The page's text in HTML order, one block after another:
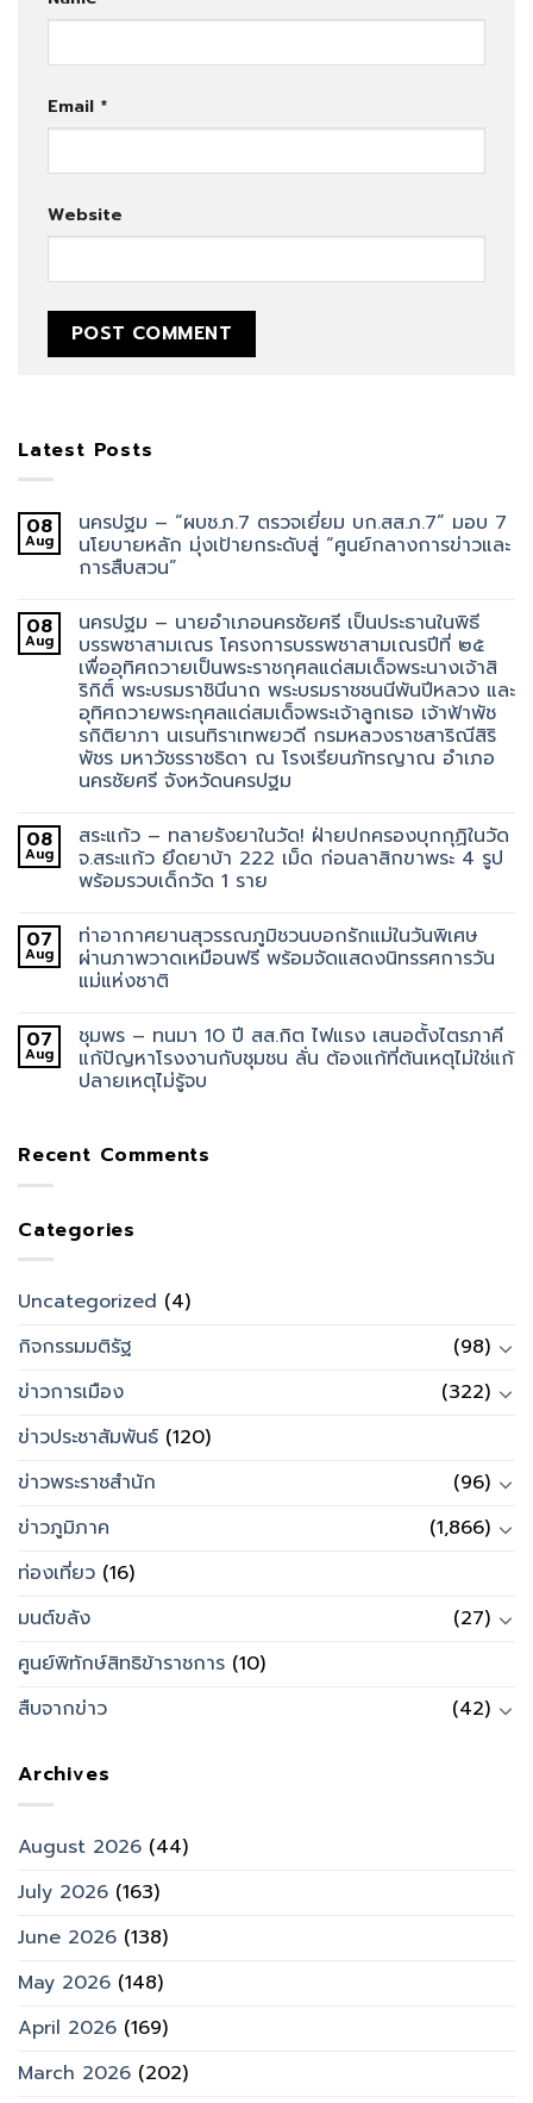
Email *
Website
Latest Posts
08
Aug
นครปฐม – “ผบช.ภ.7 ตรวจเยี่ยม บก.สส.ภ.7” มอบ 7
นโยบายหลัก มุ่งเป้ายกระดับสู่ “ศูนย์กลางการข่าวและ
การสืบสวน”
08
Aug
นครปฐม – นายอำเภอนครชัยศรี เป็นประธานในพิธี
บรรพชาสามเณร โครงการบรรพชาสามเณรปีที่ ๒๕
เพื่ออุทิศถวายเป็นพระราชกุศลแด่สมเด็จพระนางเจ้าสิ
ริกิติ์ พระบรมราชินีนาถ พระบรมราชชนนีพันปีหลวง และ
อุทิศถวายพระกุศลแด่สมเด็จพระเจ้าลูกเธอ เจ้าฟ้าพัช
รกิติยาภา นเรนทิราเทพยวดี กรมหลวงราชสาริณีสิริ
พัชร มหาวัชรราชธิดา ณ โรงเรียนภัทรญาณ อำเภอ
นครชัยศรี จังหวัดนครปฐม
08
Aug
สระแก้ว – ทลายรังยาในวัด! ฝ่ายปกครองบุกกุฏิในวัด
จ.สระแก้ว ยึดยาบ้า 222 เม็ด ก่อนลาสิกขาพระ 4 รูป
พร้อมรวบเด็กวัด 1 ราย
07
Aug
ท่าอากาศยานสุวรรณภูมิชวนบอกรักแม่ในวันพิเศษ
ผ่านภาพวาดเหมือนฟรี พร้อมจัดแสดงนิทรรศการวัน
แม่แห่งชาติ
07
Aug
ชุมพร – ทนมา 10 ปี สส.กิต ไฟแรง เสนอตั้งไตรภาคี
แก้ปัญหาโรงงานกับชุมชน ลั่น ต้องแก้ที่ต้นเหตุไม่ใช่แก้
ปลายเหตุไม่รู้จบ
Recent Comments
Categories
Uncategorized (4)
กิจกรรมมติรัฐ
(98)
ข่าวการเมือง
(322)
ข่าวประชาสัมพันธ์ (120)
ข่าวพระราชสำนัก
(96)
ข่าวภูมิภาค
(1,866)
ท่องเที่ยว (16)
มนต์ขลัง
(27)
ศูนย์พิทักษ์สิทธิข้าราชการ (10)
สืบจากข่าว
(42)
Archives
August 2026 (44)
July 2026 (163)
June 2026 (138)
May 2026 (148)
April 2026 (169)
March 2026 (202)